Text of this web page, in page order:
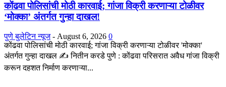
कोंढवा पोलिसांची मोठी कारवाई; गांजा विक्री करणाऱ्या टोळीवर
‘मोक्का’ अंतर्गत गुन्हा दाखल!
पुणे बुलेटिन न्यूज - August 6, 2026 0
कोंढवा पोलिसांची मोठी कारवाई; गांजा विक्री करणाऱ्या टोळीवर 'मोक्का'
अंतर्गत गुन्हा दाखल ✍️ नितीन करडे पुणे : कोंढवा परिसरात अवैध गांजा विक्री
करून दहशत निर्माण करणाऱ्या...